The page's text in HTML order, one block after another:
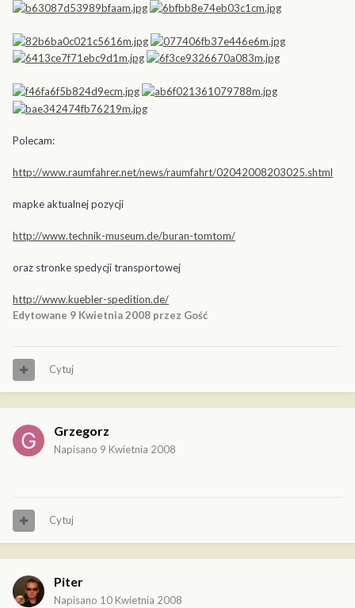
Polecam:
http://www.raumfahrer.net/news/raumfahrt/02042008203025.shtml
mapke aktualnej pozycji
http://www.technik-museum.de/buran-tomtom/
oraz stronke spedycji transportowej
http://www.kuebler-spedition.de/
Edytowane 9 Kwietnia 2008 przez Gość
Cytuj
Grzegorz
Napisano 9 Kwietnia 2008
Cytuj
Piter
Napisano 10 Kwietnia 2008